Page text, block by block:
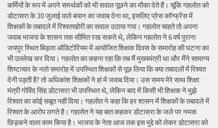
कर्मियों के रूप में अपने समर्थकों को भी सवाल पूछने का मौका देते हैं। चूंकि गहलोत को
डोटासरा के 30 जुलाई वाले बयान का जवाब देना था, इसलिए प्रेस कॉन्फ्रेंस में
शिक्षकों के तबादले में रिश्वतखोरी का सवाल उठाया गया। गहलोत चाहते तो अपना
जवाब भाजपा के शासन तक सीमित रख सकते थे, लेकिन गहलोत ने 6 वर्ष पुराना
जयपुर स्थित बिड़ला ऑडिटोरियम में आयोजित शिक्षक दिवस के समारोह की घटना का
भी उल्लेख कर दिया। गहलोत का कहना रहा कि तब मैं मुख्यमंत्री था और मैंने सामान्य
शिष्टाचार के नाते समारोह में उपस्थित शिक्षकों से पूछ लिया कि क्या तबादलों में रिश्वत
देनी पड़ती है? तो अधिकांश शिक्षकों ने हां में जवाब दिया। उस समय मेरे साथ शिक्षा
मंत्री गोविंद सिंह डोटासरा भी उपस्थित थे, लेकिन बाद में किसी भी शिक्षक ने मुझे
रिश्वत का कोई सबूत नहीं दिया। गहलोत ने कहा कि हर शासन में शिक्षकों के तबादले में
रिश्वत के आरोप लगते है। गहलोत ने यह बात कहकर डोटासरा के जले पर नमक
छिड़कने वाला काम किया है। भाजपा के नेता आज तक इस मुद्दे को लेकर डोटासरा को